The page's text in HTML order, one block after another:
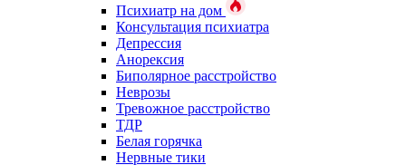
Психиатр на дом
Консультация психиатра
Депрессия
Анорексия
Биполярное расстройство
Неврозы
Тревожное расстройство
ТДР
Белая горячка
Нервные тики